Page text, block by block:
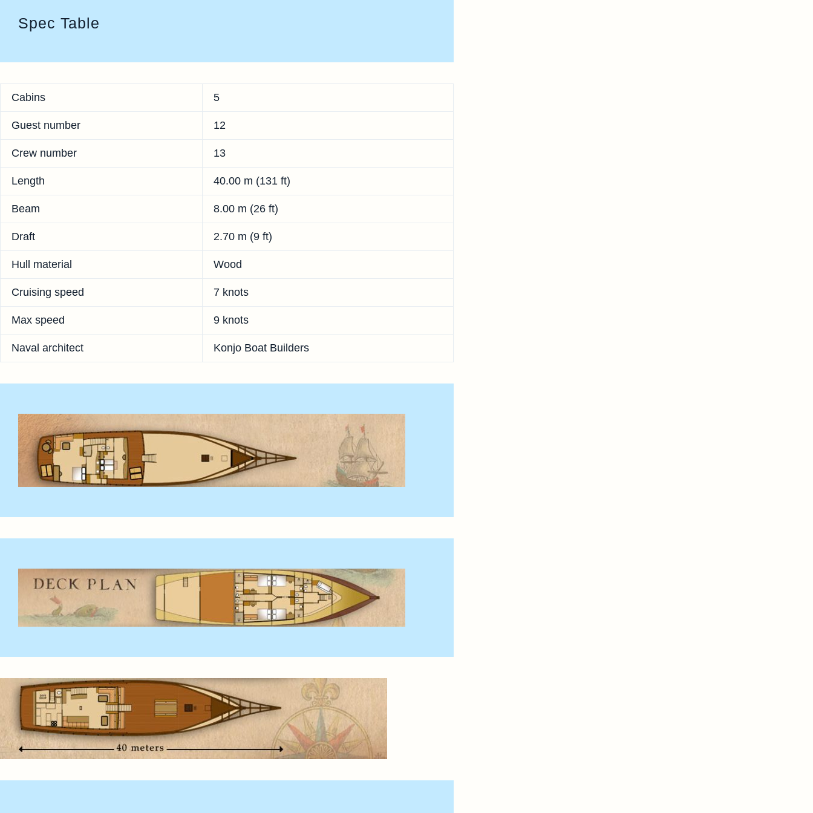
Spec Table
Cabins 5
Guest number 12
Crew number 13
Length 40.00 m (131 ft)
Beam 8.00 m (26 ft)
Draft 2.70 m (9 ft)
Hull material Wood
Cruising speed 7 knots
Max speed 9 knots
Naval architect Konjo Boat Builders